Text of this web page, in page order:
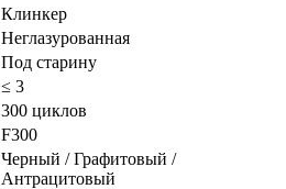
Клинкер
Неглазурованная
Под старину
≤ 3
300 циклов
F300
Черный / Графитовый /
Антрацитовый